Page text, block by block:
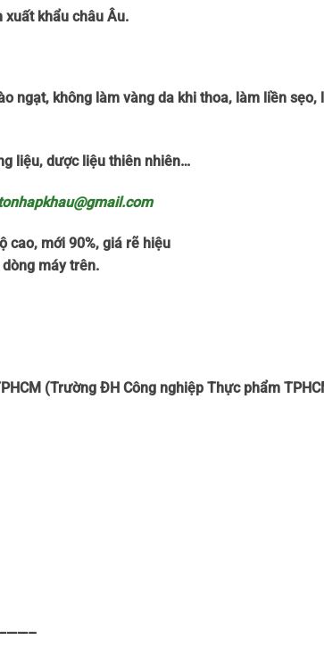
xuất khẩu châu Âu.
ngạt, không làm vàng da khi thoa, làm liền
liệu, dược liệu thiên nhiên…
cao, mới 90%, giá rẽ hiệu
dòng máy trên.
(Trường ĐH Công nghiệp Thực phẩm